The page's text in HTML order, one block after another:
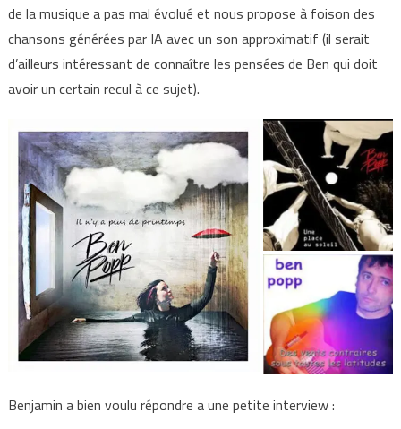
de la musique a pas mal évolué et nous propose à foison des
chansons générées par IA avec un son approximatif (il serait
d’ailleurs intéressant de connaître les pensées de Ben qui doit
avoir un certain recul à ce sujet).
Benjamin a bien voulu répondre a une petite interview :